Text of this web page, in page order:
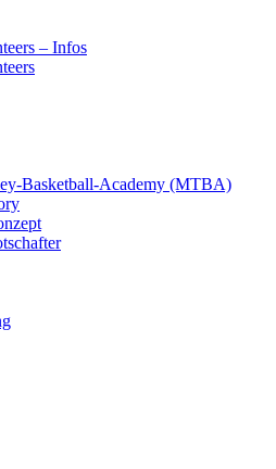
– Infos
Basketball-Academy (MTBA)